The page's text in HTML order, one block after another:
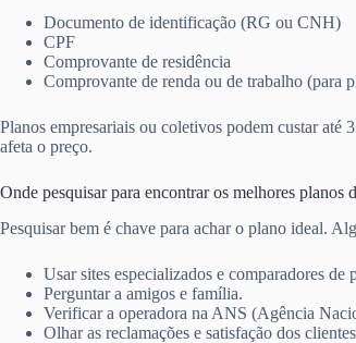
Documento de identificação (RG ou CNH)
CPF
Comprovante de residência
Comprovante de renda ou de trabalho (para
Planos empresariais ou coletivos podem custar
afeta o preço.
Onde pesquisar para encontrar os melhores planos
Pesquisar bem é chave para achar o plano ideal.
Usar sites especializados e comparadores de
Perguntar a amigos e família.
Verificar a operadora na ANS (Agência
Olhar as reclamações e satisfação dos